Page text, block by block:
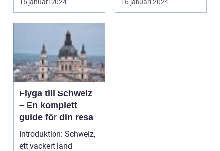
16 januari 2024 16 januari 2024
Flyga till Schweiz
– En komplett
guide för din resa
Introduktion: Schweiz,
ett vackert land